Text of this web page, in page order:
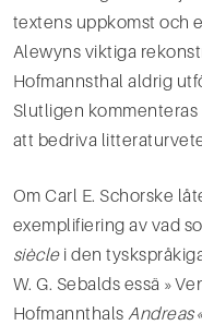
textens uppkomst och
Alewyns viktiga
Hofmannsthal aldrig
Slutligen kom­menteras
att bedriva
Om Carl E. Schorske
exemplifiering av vad
siècle i den
W. G. Sebalds essä
Hofmannthals